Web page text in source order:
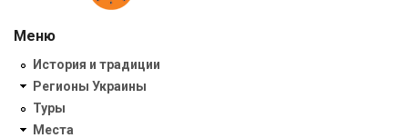
Меню
История и традиции
Регионы Украины
Туры
Места